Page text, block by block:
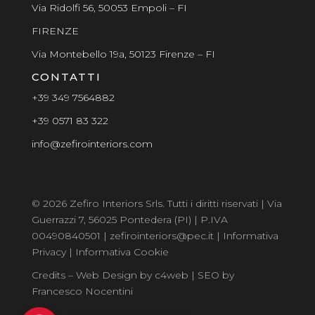
Via Ridolfi 56, 50053 Empoli – FI
FIRENZE
Via Montebello 19a, 50123 Firenze – FI
CONTATTI
+39 349 7564882
+39 0571 83 322
info@zefirointeriors.com
© 2026 Zefiro Interiors Srls. Tutti i diritti riservati | Via
Guerrazzi 7, 56025 Pontedera (PI) | P.IVA
00490840501 | zefirointeriors@pec.it | Informativa
Privacy| Informativa Cookie
Credits – Web Design by c4web | SEO by
Francesco Nocentini